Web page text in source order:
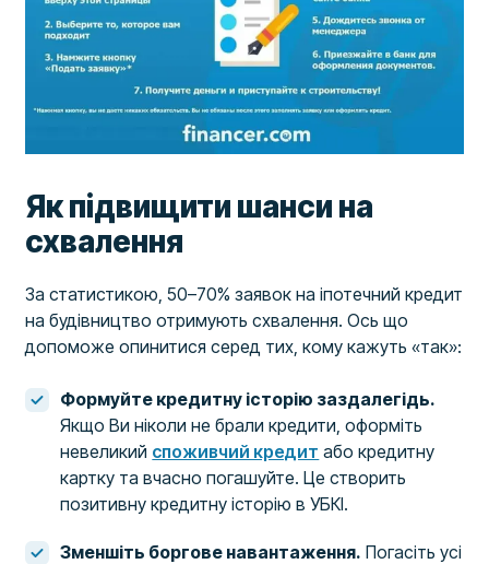
Як підвищити шанси на
схвалення
За статистикою, 50–70% заявок на іпотечний кредит
на будівництво отримують схвалення. Ось що
допоможе опинитися серед тих, кому кажуть «так»:
Формуйте кредитну історію заздалегідь.
Якщо Ви ніколи не брали кредити, оформіть
невеликий споживчий кредит або кредитну
картку та вчасно погашуйте. Це створить
позитивну кредитну історію в УБКІ.
Зменшіть боргове навантаження. Погасіть усі